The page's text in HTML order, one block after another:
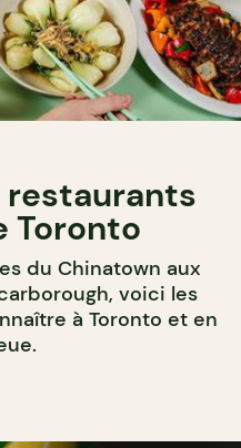
restaurants
Toronto
du Chinatown aux
voici les
à Toronto et en